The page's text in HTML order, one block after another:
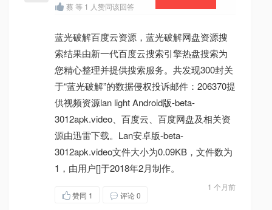
蔡 等 1 人赞同该回答
蓝光破解百度云资源，蓝光破解网盘资源搜
索结果由新一代百度云搜索引擎热盘搜索为
您精心整理并提供搜索服务。共发现300封关
于“蓝光破解”的数据侵权投诉邮件：206370提
供视频资源lan light Android版-beta-
3012apk.video、百度云、百度网盘及相关资
源由迅雷下载。Lan安卓版-beta-
3012apk.video文件大小为0.09KB，文件数为
1，由用户[]于2018年2月制作。
1 个月前
赞同 1 评论 0